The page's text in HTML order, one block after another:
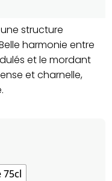
structure
harmonie entre
et le mordant
et charnelle,
75cl